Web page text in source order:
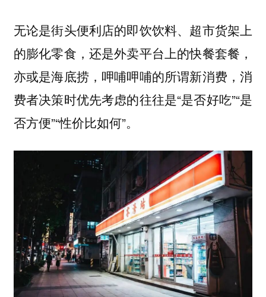
无论是街头便利店的即饮饮料、超市货架上
的膨化零食，还是外卖平台上的快餐套餐，
亦或是海底捞，呷哺呷哺的所谓新消费，消
费者决策时优先考虑的往往是“是否好吃”“是
否方便”“性价比如何”。